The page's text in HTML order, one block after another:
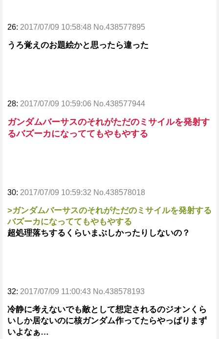
26: 2017/07/09 10:58:48 No.438577895
うろ覚えのお題絵かと思ったら違った
28: 2017/07/09 10:59:06 No.438577944
ガンダムバーサスのそれがただのミサイルを発射す
るバズーカになっててもやもやする
30: 2017/07/09 10:59:32 No.438578018
>ガンダムバーサスのそれがただのミサイルを発射する
バズーカになっててもやもやする
超処理落ちするくらいまぶしかったりしないの？
32: 2017/07/09 11:00:43 No.438578193
冷静に考えないでも敵として想定されるのジオンくら
いしか居ないのに核ガンダム作ってたらやっぱりまず
いよなぁ…